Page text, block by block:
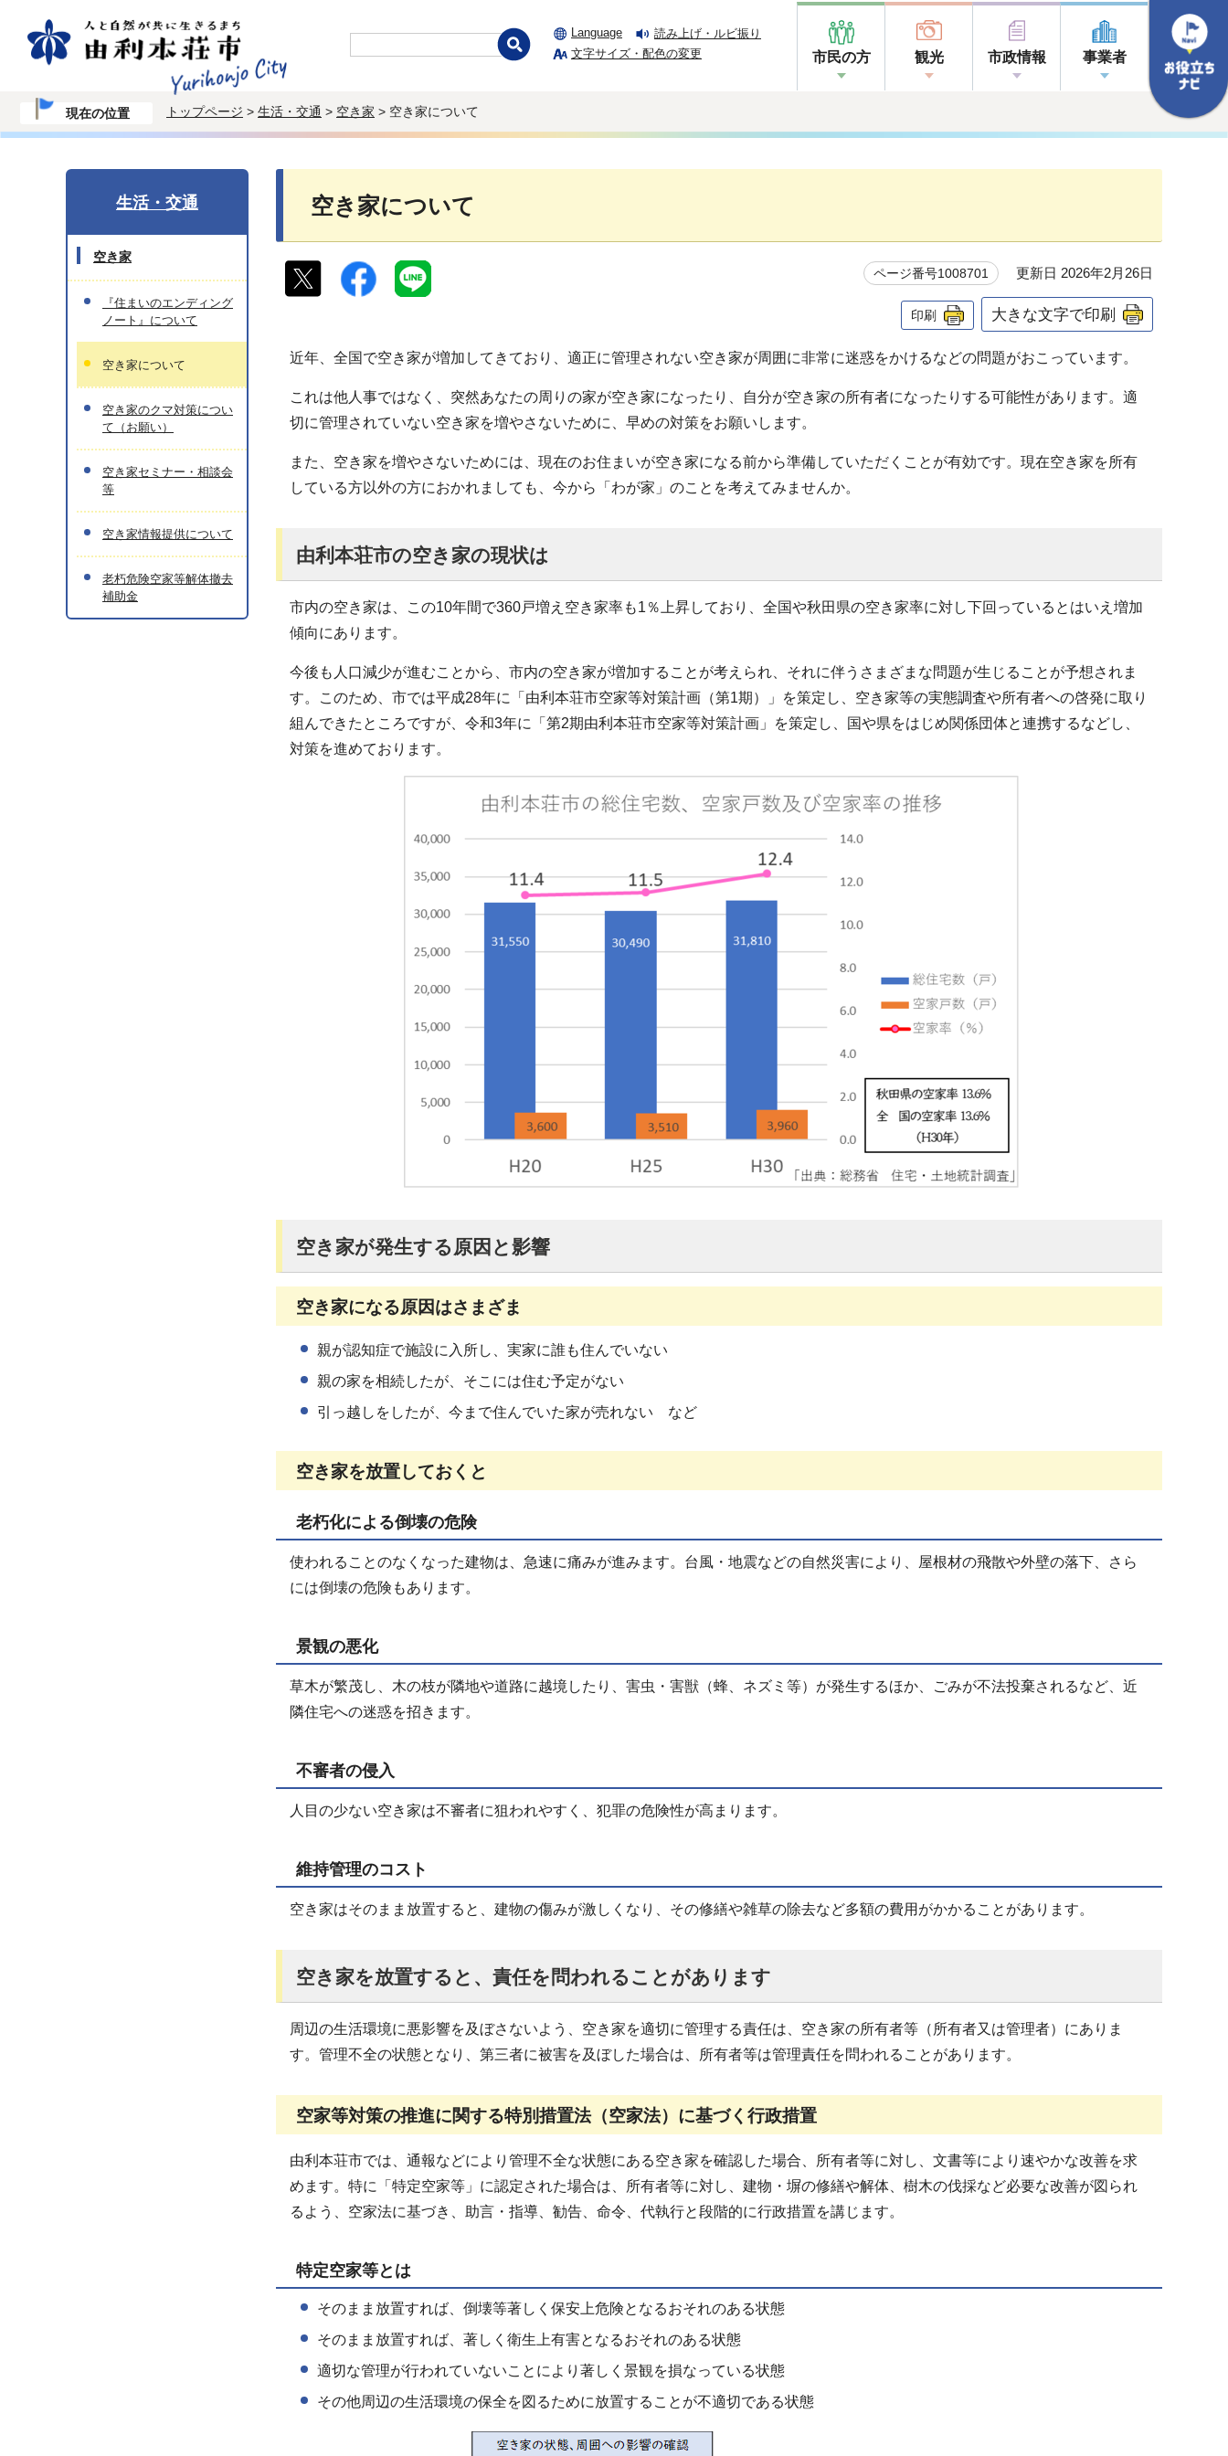
Language
読み上げ・ルビ振り
文字サイズ・配色の変更
市民の方 観光 市政情報 事業者
現在の位置 トップページ > 生活・交通 > 空き家 > 空き家について
空き家について
ページ番号1008701 更新日 2026年2月26日
印刷 大きな文字で印刷
近年、全国で空き家が増加してきており、適正に管理されない空き家が周囲に非常に迷惑をかけるなどの問題がおこっています。
これは他人事ではなく、突然あなたの周りの家が空き家になったり、自分が空き家の所有者になったりする可能性があります。適
切に管理されていない空き家を増やさないために、早めの対策をお願いします。
また、空き家を増やさないためには、現在のお住まいが空き家になる前から準備していただくことが有効です。現在空き家を所有
している方以外の方におかれましても、今から「わが家」のことを考えてみませんか。
由利本荘市の空き家の現状は
市内の空き家は、この10年間で360戸増え空き家率も1％上昇しており、全国や秋田県の空き家率に対し下回っているとはいえ増加
傾向にあります。
今後も人口減少が進むことから、市内の空き家が増加することが考えられ、それに伴うさまざまな問題が生じることが予想されま
す。このため、市では平成28年に「由利本荘市空家等対策計画（第1期）」を策定し、空き家等の実態調査や所有者への啓発に取り
組んできたところですが、令和3年に「第2期由利本荘市空家等対策計画」を策定し、国や県をはじめ関係団体と連携するなどし、
対策を進めております。
空き家が発生する原因と影響
空き家になる原因はさまざま
親が認知症で施設に入所し、実家に誰も住んでいない
親の家を相続したが、そこには住む予定がない
引っ越しをしたが、今まで住んでいた家が売れない など
空き家を放置しておくと
老朽化による倒壊の危険
使われることのなくなった建物は、急速に痛みが進みます。台風・地震などの自然災害により、屋根材の飛散や外壁の落下、さら
には倒壊の危険もあります。
景観の悪化
草木が繁茂し、木の枝が隣地や道路に越境したり、害虫・害獣（蜂、ネズミ等）が発生するほか、ごみが不法投棄されるなど、近
隣住宅への迷惑を招きます。
不審者の侵入
人目の少ない空き家は不審者に狙われやすく、犯罪の危険性が高まります。
維持管理のコスト
空き家はそのまま放置すると、建物の傷みが激しくなり、その修繕や雑草の除去など多額の費用がかかることがあります。
空き家を放置すると、責任を問われることがあります
周辺の生活環境に悪影響を及ぼさないよう、空き家を適切に管理する責任は、空き家の所有者等（所有者又は管理者）にありま
す。管理不全の状態となり、第三者に被害を及ぼした場合は、所有者等は管理責任を問われることがあります。
空家等対策の推進に関する特別措置法（空家法）に基づく行政措置
由利本荘市では、通報などにより管理不全な状態にある空き家を確認した場合、所有者等に対し、文書等により速やかな改善を求
めます。特に「特定空家等」に認定された場合は、所有者等に対し、建物・塀の修繕や解体、樹木の伐採など必要な改善が図られ
るよう、空家法に基づき、助言・指導、勧告、命令、代執行と段階的に行政措置を講じます。
特定空家等とは
そのまま放置すれば、倒壊等著しく保安上危険となるおそれのある状態
そのまま放置すれば、著しく衛生上有害となるおそれのある状態
適切な管理が行われていないことにより著しく景観を損なっている状態
その他周辺の生活環境の保全を図るために放置することが不適切である状態
生活・交通
空き家
『住まいのエンディング
ノート』について
空き家について
空き家のクマ対策につい
て（お願い）
空き家セミナー・相談会
等
空き家情報提供について
老朽危険空家等解体撤去
補助金